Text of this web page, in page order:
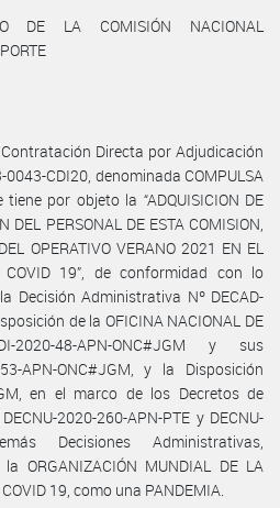
DE LA COMISIÓN NACIONAL
Contratación Directa por Adjudicación
CDI20, denominada COMPULSA
por objeto la “ADQUISICION DE
DEL PERSONAL DE ESTA COMISION,
OPERATIVO VERANO 2021 EN EL
COVID 19”, de conformidad con lo
Decisión Administrativa Nº DECAD-
de la OFICINA NACIONAL DE
2020-48-APN-ONC#JGM y sus
APN-ONC#JGM, y la Disposición
en el marco de los Decretos de
2020-260-APN-PTE y DECNU-
Decisiones Administrativas,
ORGANIZACIÓN MUNDIAL DE LA
19, como una PANDEMIA.